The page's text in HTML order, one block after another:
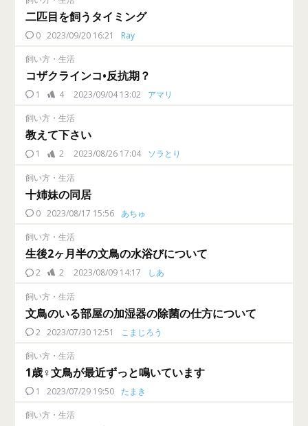
二匹目を飼うタイミング
0 2023/09/20 16:21 Ray
飼い方・生活
コザクラインコ•反抗期？
1 4 2023/09/04 13:02 アマリ
飼い方・生活
教えて下さい
1 2 2023/08/26 17:04 ソラとり
飼い方・生活
十姉妹の同居
0 2023/08/17 15:56 あちゅ
飼い方・生活
生後2ヶ月半の文鳥の水浴びについて
2 2 2023/08/09 14:17 しあ
飼い方・生活
文鳥のいる部屋の加湿器の除菌の仕方について
2 2023/07/30 12:51 こまじろう
飼い方・生活
1歳♀文鳥が最近ずっと鳴いています
1 2023/07/29 19:50 たまき
飼い方・生活